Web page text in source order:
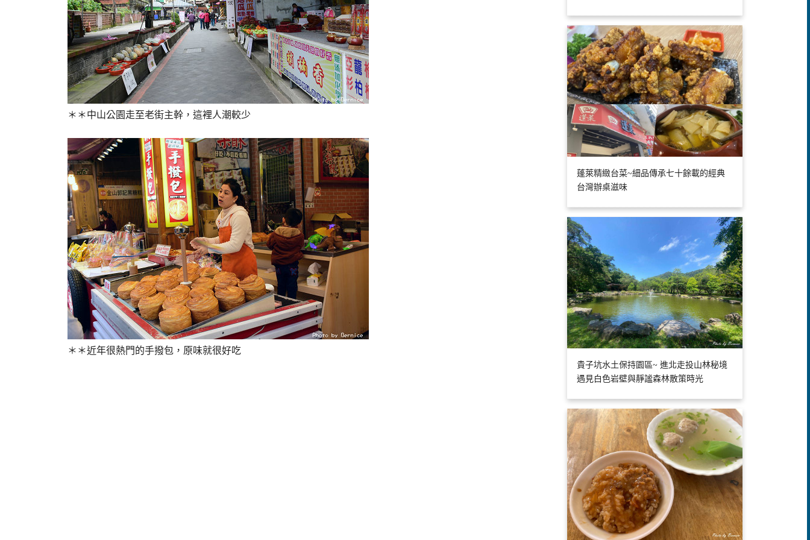
＊＊中山公園走至老街主幹，這裡人潮較少
＊＊近年很熱門的手撥包，原味就很好吃
蓬萊精緻台菜~細品傳承七十餘載的經典
台灣辦桌滋味
貴子坑水土保持園區~ 進北走投山林秘境
遇見白色岩壁與靜謐森林散策時光